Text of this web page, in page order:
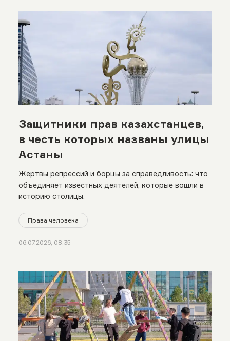
Защитники прав казахстанцев,
в честь которых названы улицы
Астаны
Жертвы репрессий и борцы за справедливость: что
объединяет известных деятелей, которые вошли в
историю столицы.
Права человека
06.07.2026, 08:35